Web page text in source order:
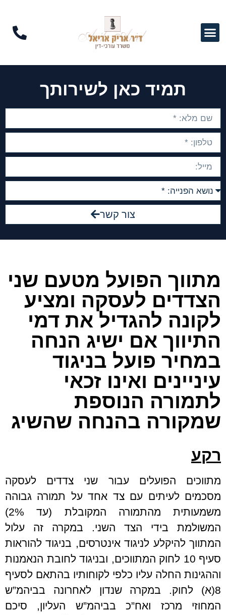
תמיד כאן לשירותך
צור קשר
מתווך הפועל מטעם שני
הצדדים לעסקה ומציע
לקונה להגדיל את דמי
התיווך אם ישיג הנחה
במחיר פועל בניגוד
עיניינים ואינו זכאי
לתמורה הנוספת
שמקורה בהנחה שהשיג
רקע
מתווכים הפועלים עבור שני צדדים לעסקה
מסכמים לעיתים עם צד אחד על תמורה גבוהה
משמעותית מהתמורה המקובלת (עד 2%)
המשולמת בידי הצד השני. במקרה זה עלול
המתווך להיקלע לניגוד אינטרסים, בניגוד להוראות
סעיף 10 לחוק המתווכים, ובניגוד לחובת הנאמנות
וההגינות החלה עליו כלפי לקוחותיו בהתאם לסעיף
8(א) לחוק. במקרה שנדון לאחרונה בביהמ”ש
המחוזי מרכז ואח”כ בביהמ”ש העליון, סיכם